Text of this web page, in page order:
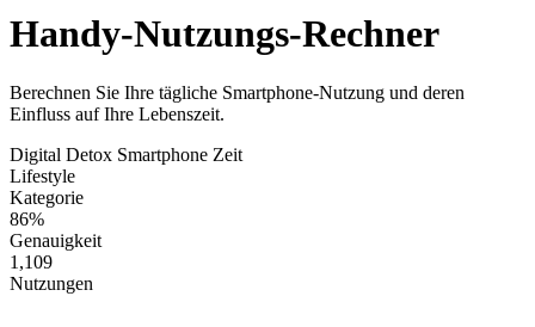
Handy-Nutzungs-Rechner
Berechnen Sie Ihre tägliche Smartphone-Nutzung und deren
Einfluss auf Ihre Lebenszeit.
Digital Detox Smartphone Zeit
Lifestyle
Kategorie
86%
Genauigkeit
1,109
Nutzungen